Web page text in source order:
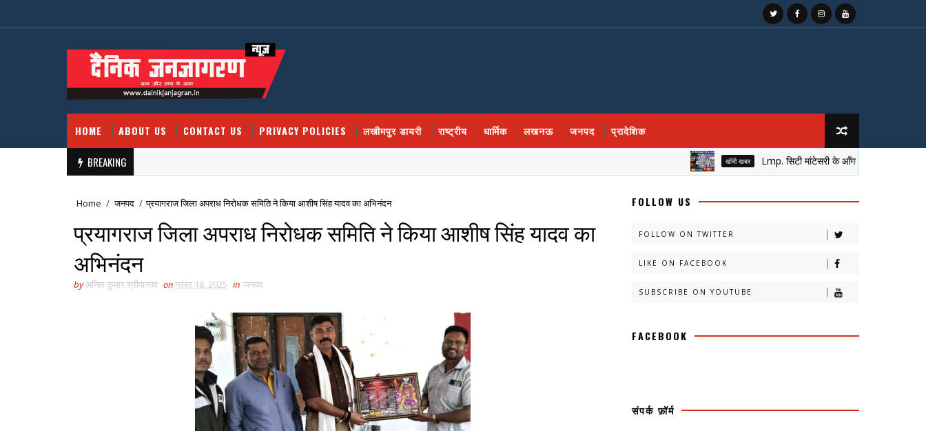
HOME ABOUT US CONTACT US PRIVACY POLICIES लखीमपुर डायरी राष्ट्रीय धार्मिक लखनऊ जनपद प्रादेशिक
BREAKING खीरी खबर Lmp. सिटी मांटेसरी के आँगन में सजा नेतृत्व का मुकुट,
Home / जनपद / प्रयागराज जिला अपराध निरोधक समिति ने किया आशीष सिंह यादव का अभिनंदन
प्रयागराज जिला अपराध निरोधक समिति ने किया आशीष सिंह यादव का
अभिनंदन
byअनिल कुमार श्रीवास्तव onनवंबर 18, 2025 in जनपद
FOLLOW US
FOLLOW ON TWITTER
LIKE ON FACEBOOK
SUBSCRIBE ON YOUTUBE
FACEBOOK
संपर्क फ़ॉर्म